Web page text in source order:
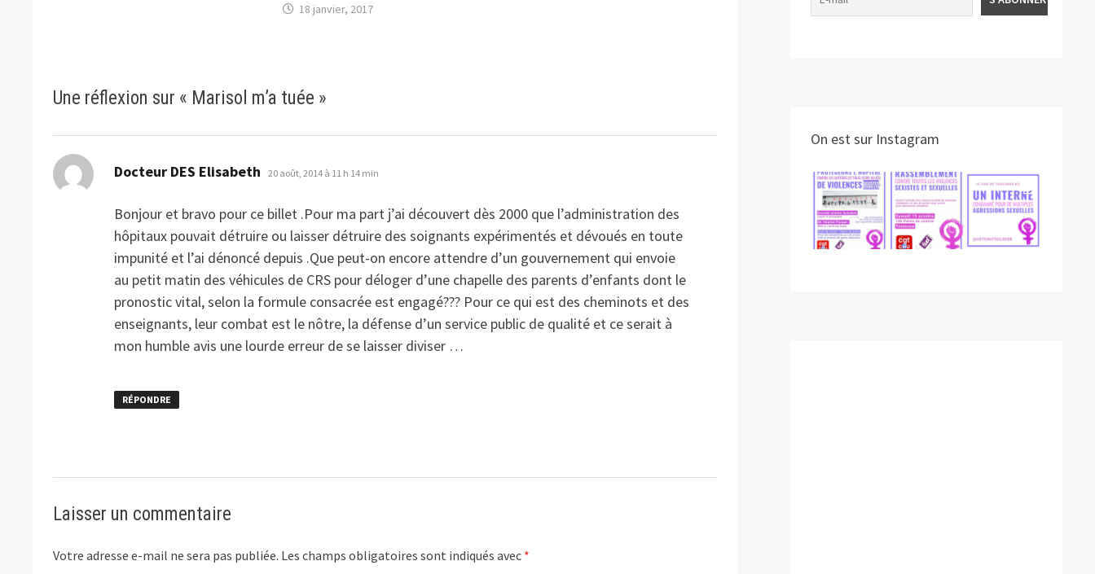
18 janvier, 2017
Une réflexion sur « Marisol m’a tuée »
Docteur DES Elisabeth dit :
20 août, 2014 à 11 h 14 min
Bonjour et bravo pour ce billet .Pour ma part j’ai découvert dès 2000 que l’administration des
hôpitaux pouvait détruire ou laisser détruire des soignants expérimentés et dévoués en toute
impunité et l’ai dénoncé depuis .Que peut-on encore attendre d’un gouvernement qui envoie
au petit matin des véhicules de CRS pour déloger d’une chapelle des parents d’enfants dont le
pronostic vital, selon la formule consacrée est engagé??? Pour ce qui est des cheminots et des
enseignants, leur combat est le nôtre, la défense d’un service public de qualité et ce serait à
mon humble avis une lourde erreur de se laisser diviser …
RÉPONDRE
Laisser un commentaire
Votre adresse e-mail ne sera pas publiée. Les champs obligatoires sont indiqués avec *
On est sur Instagram